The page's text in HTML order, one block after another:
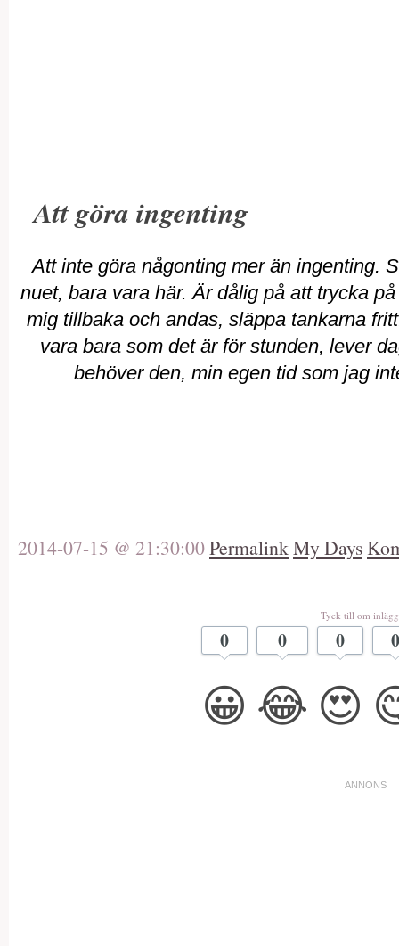
Att göra ingenting
Att inte göra någonting mer än ingenting.
nuet, bara vara här. Är dålig på att trycka
mig tillbaka och andas, släppa tankarna
vara bara som det är för stunden, lever
behöver den, min egen tid som jag
2014-07-15 @ 21:30:00PermalinkMy Days
Tyck till om
0
😀
0
😂
0
😍
0